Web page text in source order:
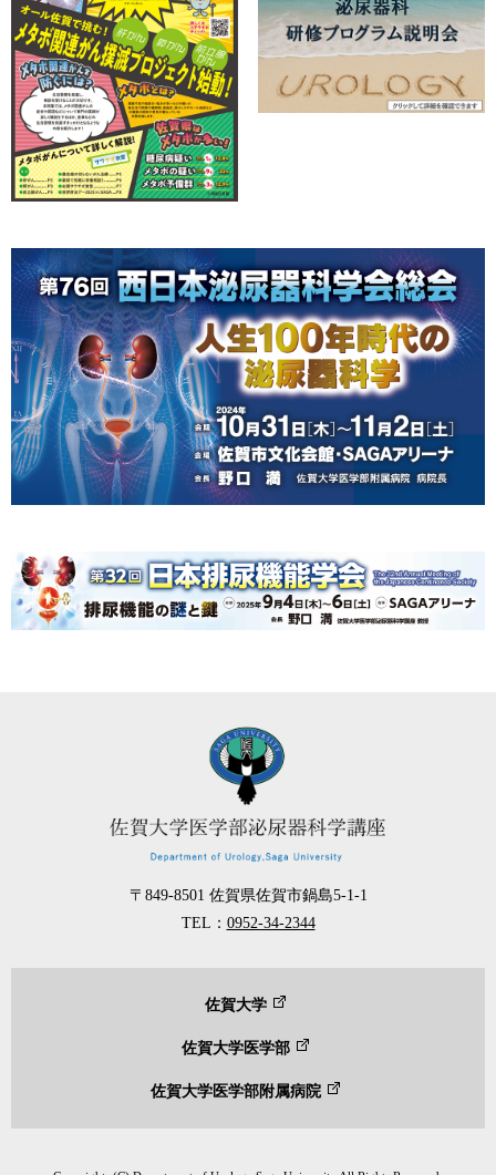
〒849-8501 佐賀県佐賀市鍋島5-1-1
TEL： 0952-34-2344
佐賀大学
佐賀大学医学部
佐賀大学医学部附属病院